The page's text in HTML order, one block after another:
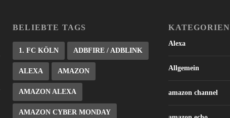
BELIEBTE TAGS
1. FC KÖLN ADBFIRE / ADBLINK
ALEXA AMAZON
AMAZON ALEXA
AMAZON CYBER MONDAY
KATEGORIEN
Alexa
Allgemein
amazon channel